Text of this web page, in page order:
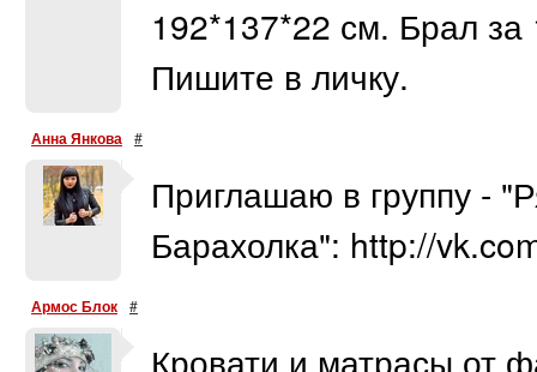
192*137*22 см. Брал
Пишите в личку.
Анна Янкова #
Приглашаю в группу -
Барахолка": http://
Армос Блок #
Кровати и матрасы от